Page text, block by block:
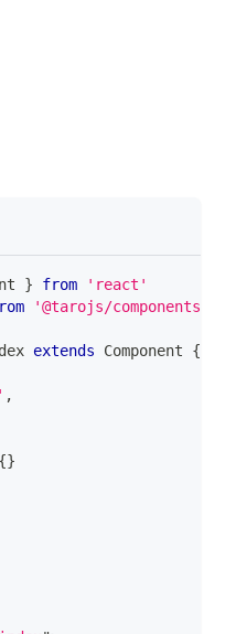
} from
'react'
'@tarojs/components'
extends Component
{
,
{}